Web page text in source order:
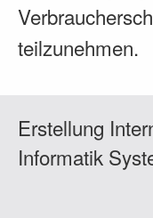
teilzunehmen.
Erstellung
Informatik